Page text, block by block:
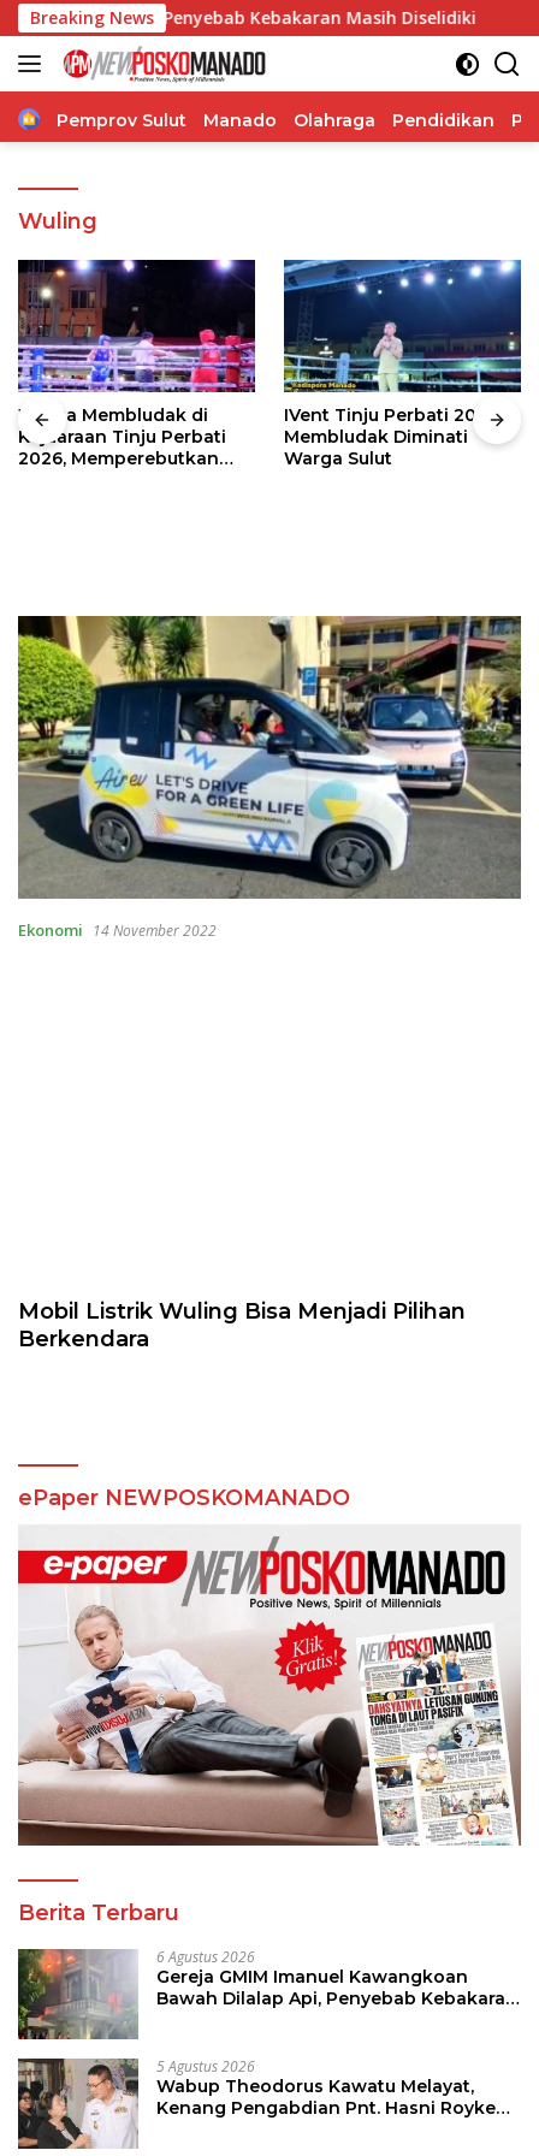
Langsung
ke
konten
Breaking News
Api, Penyebab Kebakaran Masih Diselidiki Wabup
Home
Pemprov Sulut Manado Olahraga Pendidikan
Wuling
Warga Membludak di
Kejuaraan Tinju Perbati
2026, Memperebutkan
IVent Tinju Perbati 2026
Membludak Diminati
Warga Sulut
Ekonomi 14 November 2022
Mobil Listrik Wuling Bisa Menjadi Pilihan
Berkendara
ePaper NEWPOSKOMANADO
Berita Terbaru
6 Agustus 2026
Gereja GMIM Imanuel Kawangkoan
Bawah Dilalap Api, Penyebab Kebakaran
5 Agustus 2026
Wabup Theodorus Kawatu Melayat,
Kenang Pengabdian Pnt. Hasni Royke